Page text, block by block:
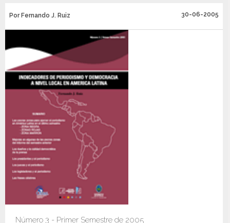
Por Fernando J. Ruiz 30-06-2005
Número 3 - Primer Semestre de 2005